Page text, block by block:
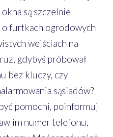
są szczelnie
furtkach ogrodowych
wejściach na
gdybyś próbował
bez kluczy, czy
sąsiadów?
pomocni, poinformuj
im numer telefonu,